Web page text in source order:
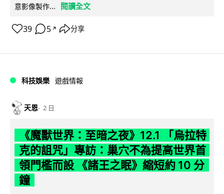
意影像製作...
閱讀全文
39 5 ↗ 分享
科技娛樂 遊戲情報
天恩 2 日
《魔獸世界：至暗之夜》12.1 「烏拉特
克的詛咒」專訪：巢穴不為提高世界首
領門檻而設 《諸王之眠》縮短約 10 分
鐘